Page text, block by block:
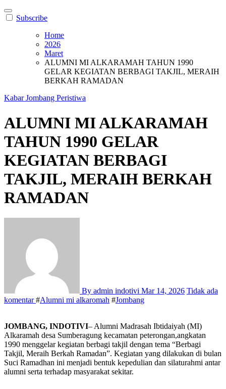
Subscribe
Home
2026
Maret
ALUMNI MI ALKARAMAH TAHUN 1990
GELAR KEGIATAN BERBAGI TAKJIL, MERAIH
BERKAH RAMADAN
Kabar Jombang Peristiwa
ALUMNI MI ALKARAMAH
TAHUN 1990 GELAR
KEGIATAN BERBAGI
TAKJIL, MERAIH BERKAH
RAMADAN
By admin indotivi Mar 14, 2026 Tidak ada
komentar#Alumni mi alkaromah #Jombang
JOMBANG, INDOTIVI– Alumni Madrasah Ibtidaiyah (MI)
Alkaramah desa Sumberagung kecamatan peterongan,angkatan
1990 menggelar kegiatan berbagi takjil dengan tema “Berbagi
Takjil, Meraih Berkah Ramadan”. Kegiatan yang dilakukan di bulan
Suci Ramadhan ini menjadi bentuk kepedulian dan silaturahmi antar
alumni serta terhadap masyarakat sekitar.